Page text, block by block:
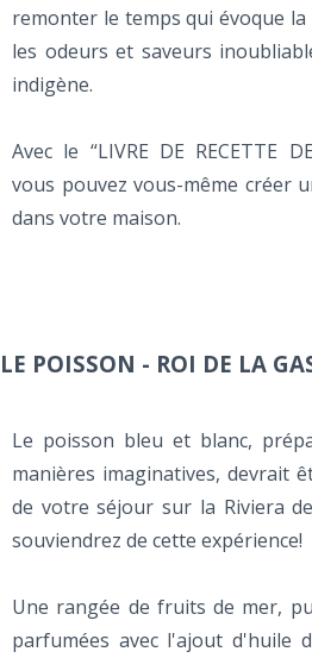
remonter le temps qui évoque
les odeurs et saveurs
indigène.
Avec le “LIVRE DE RECETTE
vous pouvez vous-même créer
dans votre maison.
LE POISSON - ROI DE LA
Le poisson bleu et blanc,
manières imaginatives, devrait
de votre séjour sur la Riviera
souviendrez de cette expérience!
Une rangée de fruits de mer,
parfumées avec l'ajout d'huile